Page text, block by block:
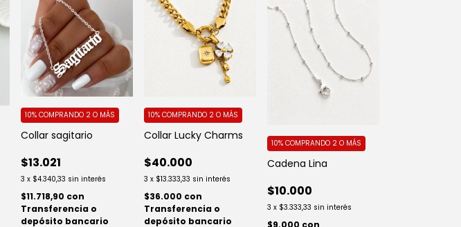
Collar sagitario
$13.021
3 x $4.340,33 sin interés
10%COMPRANDO 2 O MÁS
$11.718,90 con
Transferencia o
depósito bancario
Collar Lucky Charms
$40.000
3 x $13.333,33 sin interés
10%COMPRANDO 2 O MÁS
$36.000 con
Transferencia o
depósito bancario
Cadena Lina
$10.000
3 x $3.333,33 sin interés
10%COMPRANDO 2 O MÁS
$9.000 con